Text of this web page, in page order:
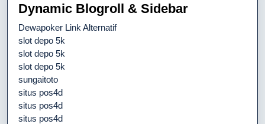
Dynamic Blogroll & Sidebar
Dewapoker Link Alternatif
slot depo 5k
slot depo 5k
slot depo 5k
sungaitoto
situs pos4d
situs pos4d
situs pos4d